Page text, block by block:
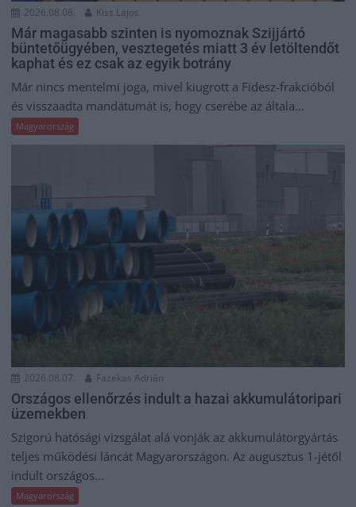
2026.08.08. Kiss Lajos
Már magasabb szinten is nyomoznak Szijjártó
büntetőügyében, vesztegetés miatt 3 év letöltendőt
kaphat és ez csak az egyik botrány
Már nincs mentelmi joga, mivel kiugrott a Fidesz-frakcióból
és visszaadta mandátumát is, hogy cserébe az általa...
Magyarország
2026.08.07. Fazekas Adrián
Országos ellenőrzés indult a hazai akkumulátoripari
üzemekben
Szigorú hatósági vizsgálat alá vonják az akkumulátorgyártás
teljes működési láncát Magyarországon. Az augusztus 1-jétől
indult országos...
Magyarország